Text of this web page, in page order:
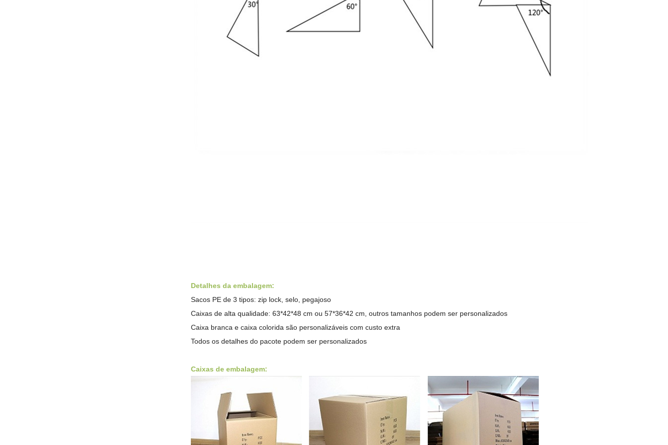
Detalhes da embalagem:
Sacos PE de 3 tipos: zip lock, selo, pegajoso
Caixas de alta qualidade: 63*42*48 cm ou 57*36*42 cm, outros tamanhos podem ser personalizados
Caixa branca e caixa colorida são personalizáveis ​​com custo extra
Todos os detalhes do pacote podem ser personalizados
Caixas de embalagem: